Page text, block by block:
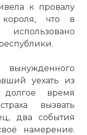
к провалу
что в
уехать из
время
вызвать
два события
намерение.